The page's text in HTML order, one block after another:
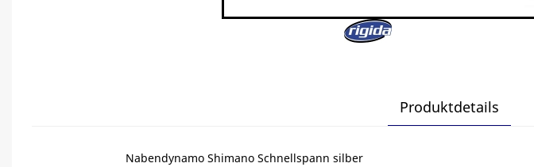
Produktdetails
Nabendynamo Shimano Schnellspann silber